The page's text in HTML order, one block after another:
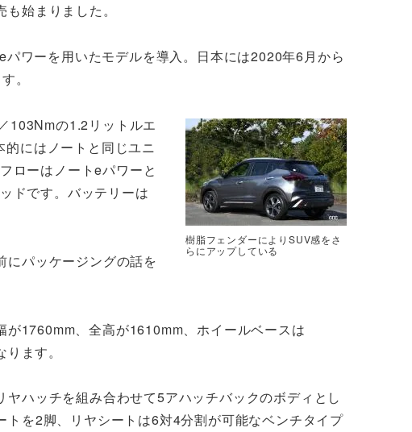
始まりました。
ワーを用いたモデルを導入。日本には2020年6月から
。
樹脂フェンダーによりSUV感をさ
らにアップしている
103Nmの1.2リットルエ
にはノートと同じユニ
ローはノートeパワーと
ドです。バッテリーは
にパッケージングの話を
1760mm、全高が1610mm、ホイールベースは
ます。
ハッチを組み合わせて5アハッチバックのボディとし
トを2脚、リヤシートは6対4分割が可能なベンチタイプ